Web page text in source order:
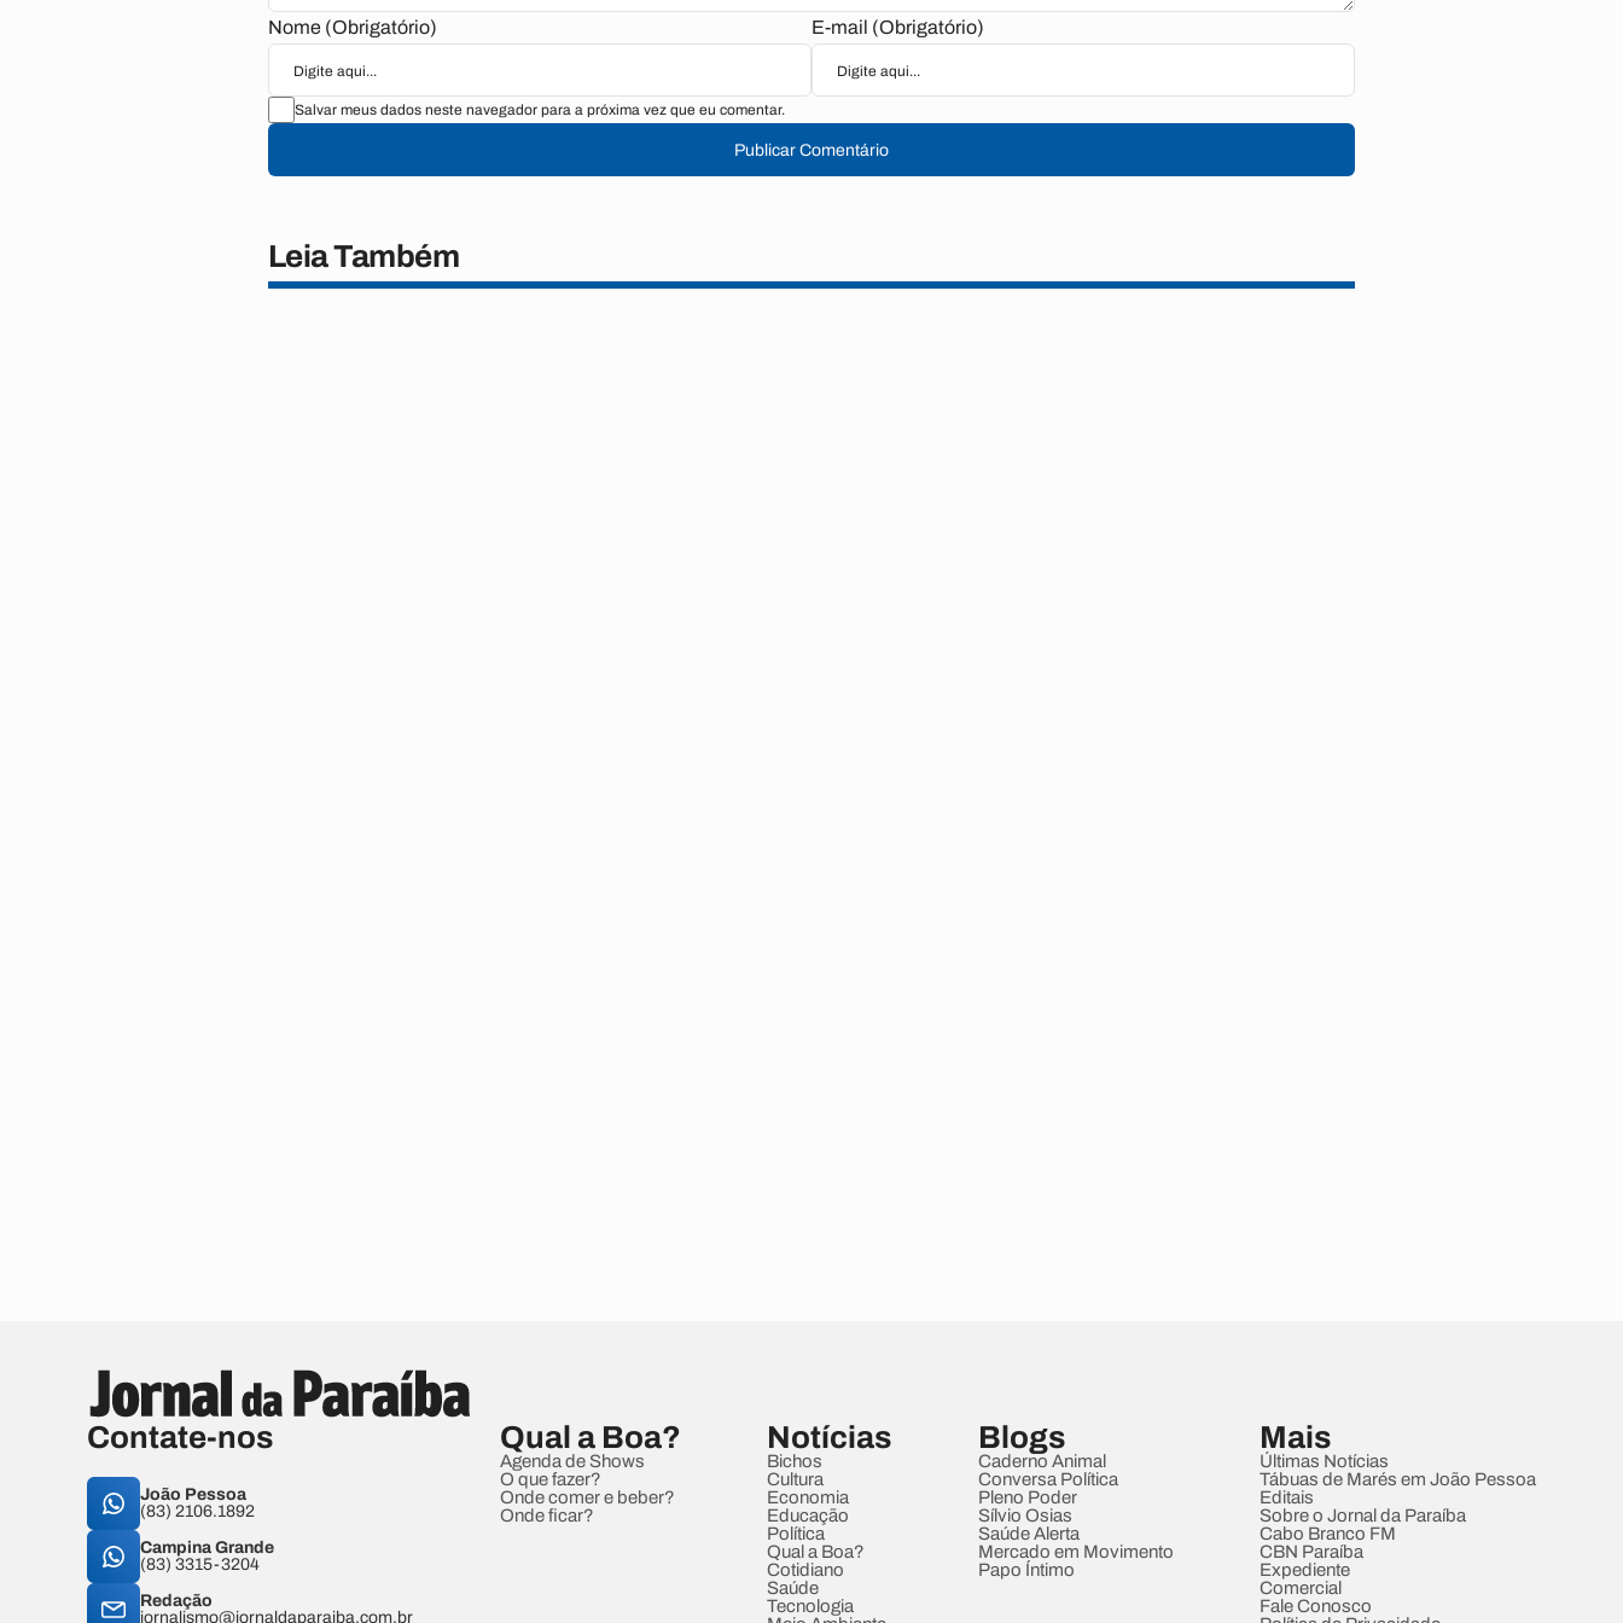
Nome (Obrigatório) E-mail (Obrigatório)
Salvar meus dados neste navegador para a próxima vez que eu comentar.
Publicar Comentário
Leia Também
Contate-nos
João Pessoa
(83) 2106.1892
Campina Grande
(83) 3315-3204
Redação
jornalismo@jornaldaparaiba.com.br
Qual a Boa?
Agenda de Shows
O que fazer?
Onde comer e beber?
Onde ficar?
Notícias
Bichos
Cultura
Economia
Educação
Política
Qual a Boa?
Cotidiano
Saúde
Tecnologia
Blogs
Caderno Animal
Conversa Política
Pleno Poder
Sílvio Osias
Saúde Alerta
Mercado em Movimento
Papo Íntimo
Mais
Últimas Notícias
Tábuas de Marés em João Pessoa
Editais
Sobre o Jornal da Paraíba
Cabo Branco FM
CBN Paraíba
Expediente
Comercial
Fale Conosco